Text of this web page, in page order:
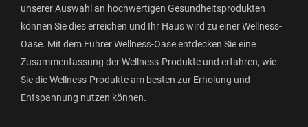
unserer Auswahl an hochwertigen Gesundheitsprodukten
können Sie dies erreichen und Ihr Haus wird zu einer Wellness-
Oase. Mit dem Führer Wellness-Oase entdecken Sie eine
Zusammenfassung der Wellness-Produkte und erfahren, wie
Sie die Wellness-Produkte am besten zur Erholung und
Entspannung nutzen können.